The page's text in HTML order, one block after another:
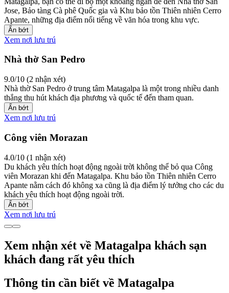
Jose, Bảo tàng Cà phê Quốc gia và Khu bảo tồn Thiên nhiên Cerro
Apante, những địa điểm nổi tiếng về văn hóa trong khu vực.
Ẩn bớt
Xem nơi lưu trú
Nhà thờ San Pedro
9.0/10 (2 nhận xét)
Nhà thờ San Pedro ở trung tâm Matagalpa là một trong nhiều danh
thắng thu hút khách địa phương và quốc tế đến tham quan.
Ẩn bớt
Xem nơi lưu trú
Công viên Morazan
4.0/10 (1 nhận xét)
Du khách yêu thích hoạt động ngoài trời không thể bỏ qua Công
viên Morazan khi đến Matagalpa. Khu bảo tồn Thiên nhiên Cerro
Apante nằm cách đó không xa cũng là địa điểm lý tưởng cho các du
khách yêu thích hoạt động ngoài trời.
Ẩn bớt
Xem nơi lưu trú
Xem nhận xét về Matagalpa khách sạn
khách đang rất yêu thích
Thông tin cần biết về Matagalpa